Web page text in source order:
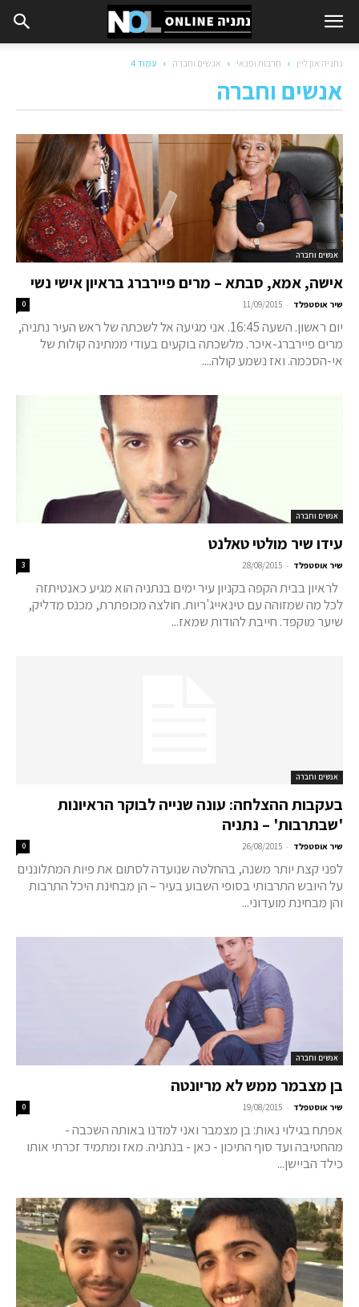
נתניה און ליין תרבות ופנאי אנשים וחברה עמוד 4
אנשים וחברה
אנשים וחברה
אישה, אמא, סבתא – מרים פיירברג בראיון אישי נשי
שיר אוסטפלד -
11/09/2015
0
יום ראשון. השעה 16:45. אני מגיעה אל לשכתה של ראש העיר נתניה,
מרים פיירברג-איכר. מלשכתה בוקעים בעודי ממתינה קולות של
אי-הסכמה. ואז נשמע קולה....
אנשים וחברה
עידו שיר מולטי טאלנט
שיר אוסטפלד -
28/08/2015
3
לראיון בבית הקפה בקניון עיר ימים בנתניה הוא מגיע כאנטיתזה
לכל מה שמזוהה עם טינאייג'ריות. חולצה מכופתרת, מכנס מדליק,
שיער מוקפד. חייבת להודות שמאז...
אנשים וחברה
בעקבות ההצלחה: עונה שנייה לבוקר הראיונות
'שבתרבות' – נתניה
שיר אוסטפלד -
26/08/2015
0
לפני קצת יותר משנה, בהחלטה שנועדה לסתום את פיות המתלוננים
על היובש התרבותי בסופי השבוע בעיר – הן מבחינת היכל התרבות
והן מבחינת מועדוני...
אנשים וחברה
בן מצבמר ממש לא מריונטה
שיר אוסטפלד -
19/08/2015
0
אפתח בגילוי נאות: בן מצמבר ואני למדנו באותה השכבה -
מהחטיבה ועד סוף התיכון - כאן - בנתניה. מאז ומתמיד זכרתי אותו
כילד הביישן...